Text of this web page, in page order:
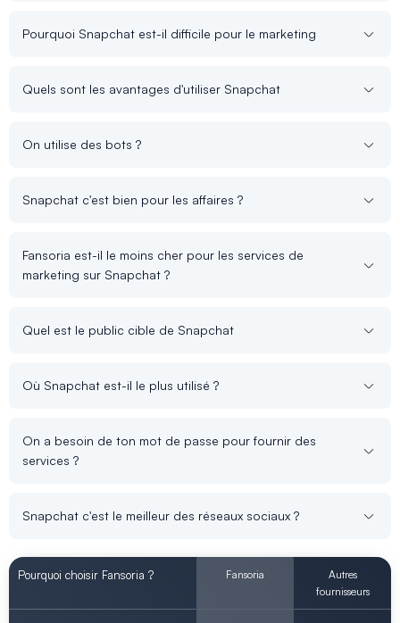
Pourquoi Snapchat est-il difficile pour le marketing
Quels sont les avantages d'utiliser Snapchat
On utilise des bots ?
Snapchat c'est bien pour les affaires ?
Fansoria est-il le moins cher pour les services de
marketing sur Snapchat ?
Quel est le public cible de Snapchat
Où Snapchat est-il le plus utilisé ?
On a besoin de ton mot de passe pour fournir des
services ?
Snapchat c'est le meilleur des réseaux sociaux ?
Pourquoi choisir Fansoria ? Fansoria
Autres
fournisseurs